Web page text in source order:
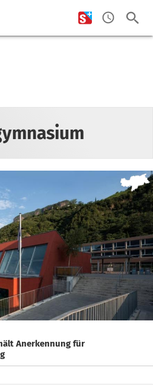
Anerkennung für